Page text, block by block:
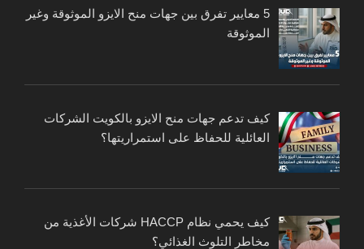
5 معايير تفرق بين جهات منح الايزو الموثوقة وغير
الموثوقة
كيف تدعم جهات منح الايزو بالكويت الشركات
العائلية للحفاظ على استمراريتها؟
كيف يحمي نظام HACCP شركات الأغذية من
مخاطر التلوث الغذائي؟